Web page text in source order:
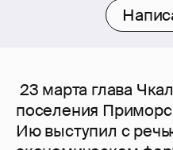
23 марта глава
поселения
Ию выступил с